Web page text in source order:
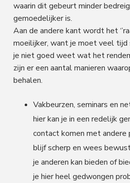
waarin dit gebeurt minder
gemoedelijker is.
Aan de andere kant wordt het
moeilijker, want je moet veel tijd
je niet goed weet wat het
zijn er een aantal manieren
behalen.
Vakbeurzen, seminars en
hier kan je in een redelijk
contact komen met andere
blijf scherp en wees
je anderen kan bieden of
je hier heel gedwongen